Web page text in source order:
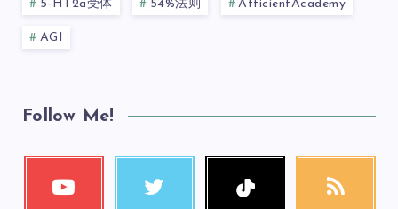
5-HT2a受体 54%法则 AfficientAcademy
AGI
Follow Me!